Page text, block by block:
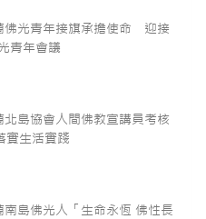
佛光青年接旗承擔使命 迎接
青年會議
北島協會人間佛教宣講員考核
實生活實踐
南島佛光人「生命永恆 佛性長